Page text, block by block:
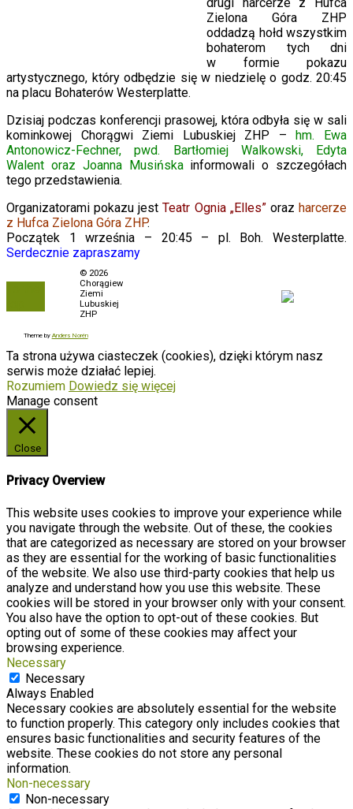
Zielona Góra ZHP
oddadzą hołd wszystkim
bohaterom tych dni
w formie pokazu
artystycznego, który odbędzie się w niedzielę o godz. 20:45
na placu Bohaterów Westerplatte.
Dzisiaj podczas konferencji prasowej, która odbyła się w sali
kominkowej Chorągwi Ziemi Lubuskiej ZHP – hm. Ewa
Antonowicz-Fechner, pwd. Bartłomiej Walkowski, Edyta
Walent oraz Joanna Musińskainformowali o szczegółach
tego przedstawienia.
Organizatorami pokazu jestTeatr Ognia „Elles” oraz harcerze
z Hufca Zielona Góra ZHP.
Początek 1 września – 20:45 – pl. Boh. Westerplatte.
Serdecznie zapraszamy
© 2026
Chorągiew
Ziemi
Lubuskiej
ZHP
Theme by Anders Norén
Ta strona używa ciasteczek (cookies), dzięki którym nasz
serwis może działać lepiej.
Rozumiem Dowiedz się więcej
Manage consent
Close
Privacy Overview
This website uses cookies to improve your experience while
you navigate through the website. Out of these, the cookies
that are categorized as necessary are stored on your browser
as they are essential for the working of basic functionalities
of the website. We also use third-party cookies that help us
analyze and understand how you use this website. These
cookies will be stored in your browser only with your consent.
You also have the option to opt-out of these cookies. But
opting out of some of these cookies may affect your
browsing experience.
Necessary
Necessary
Always Enabled
Necessary cookies are absolutely essential for the website
to function properly. This category only includes cookies that
ensures basic functionalities and security features of the
website. These cookies do not store any personal
information.
Non-necessary
Non-necessary